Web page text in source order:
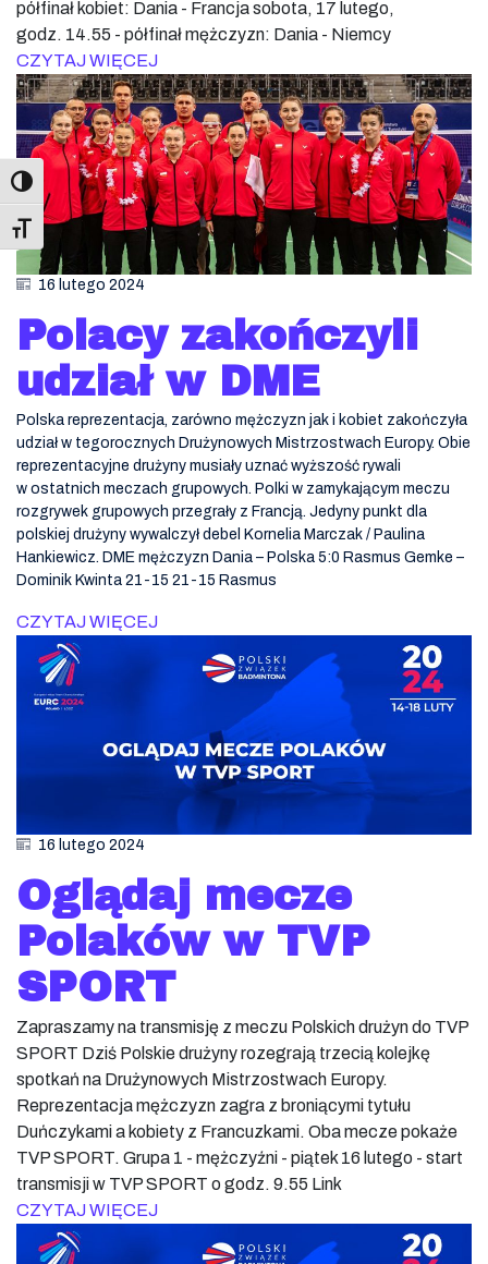
Toggle Font size
półfinał kobiet: Dania - Francja sobota, 17 lutego,
godz. 14.55 - półfinał mężczyzn: Dania - Niemcy
CZYTAJ WIĘCEJ
16 lutego 2024
Polacy zakończyli
udział w DME
Polska reprezentacja, zarówno mężczyzn jak i kobiet zakończyła
udział w tegorocznych Drużynowych Mistrzostwach Europy. Obie
reprezentacyjne drużyny musiały uznać wyższość rywali
w ostatnich meczach grupowych. Polki w zamykającym meczu
rozgrywek grupowych przegrały z Francją. Jedyny punkt dla
polskiej drużyny wywalczył debel Kornelia Marczak / Paulina
Hankiewicz. DME mężczyzn Dania – Polska 5:0 Rasmus Gemke –
Dominik Kwinta 21-15 21-15 Rasmus
CZYTAJ WIĘCEJ
16 lutego 2024
Oglądaj mecze
Polaków w TVP
SPORT
Zapraszamy na transmisję z meczu Polskich drużyn do TVP
SPORT Dziś Polskie drużyny rozegrają trzecią kolejkę
spotkań na Drużynowych Mistrzostwach Europy.
Reprezentacja mężczyzn zagra z broniącymi tytułu
Duńczykami a kobiety z Francuzkami. Oba mecze pokaże
TVP SPORT. Grupa 1 - mężczyźni - piątek 16 lutego - start
transmisji w TVP SPORT o godz. 9.55 Link
CZYTAJ WIĘCEJ